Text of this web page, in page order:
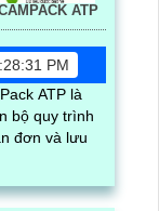
ATP
PM
ATP là
bộ quy trình
đơn và lưu